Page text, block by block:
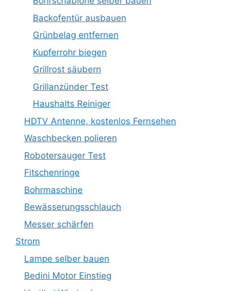
Backofentür ausbauen
Grünbelag entfernen
Kupferrohr biegen
Grillrost säubern
Grillanzünder Test
Haushalts Reiniger
HDTV Antenne, kostenlos Fernsehen
Waschbecken polieren
Robotersauger Test
Fitschenringe
Bohrmaschine
Bewässerungsschlauch
Messer schärfen
Strom
Lampe selber bauen
Bedini Motor Einstieg